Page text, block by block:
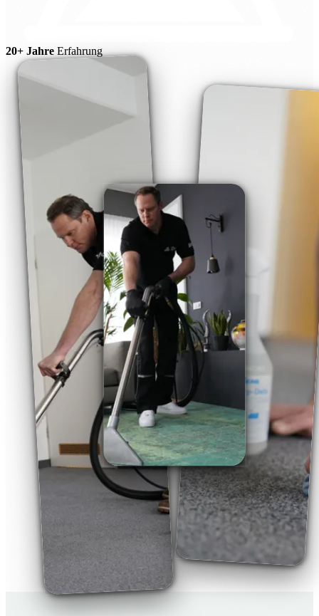
20+ Jahre Erfahrung